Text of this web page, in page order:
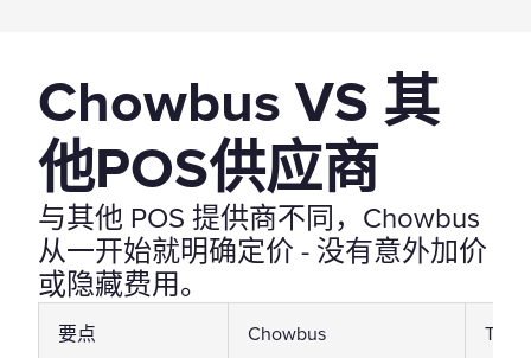
Chowbus VS 其
他POS供应商
与其他 POS 提供商不同，Chowbus
从一开始就明确定价 - 没有意外加价
或隐藏费用。
要点 Chowbus Toast